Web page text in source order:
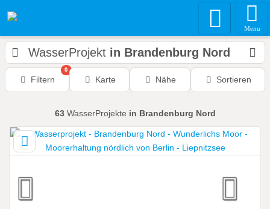
Menu
WasserProjekt in Brandenburg Nord
Filtern
0
Karte Nähe Sortieren
63WasserProjekte in Brandenburg Nord